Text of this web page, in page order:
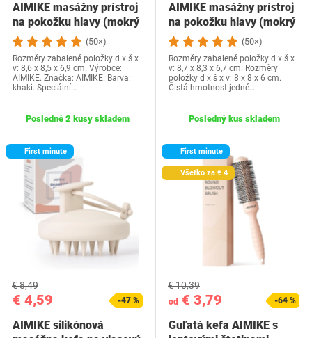
AIMIKE masážny prístroj
na pokožku hlavy (mokrý
a suchý),…
(50×)
Rozměry zabalené položky d x š x
v: 8,6 x 8,5 x 6,9 cm. Výrobce:
AIMIKE. Značka: AIMIKE. Barva:
khaki. Speciální…
Posledné 2 kusy skladem
AIMIKE masážny prístroj
na pokožku hlavy (mokrý
a suchý),…
(50×)
Rozměry zabalené položky d x š x
v: 8,7 x 8,3 x 6,7 cm. Rozměry
položky d x š x v: 8 x 8 x 6 cm.
Čistá hmotnost jedné…
Posledný kus skladem
First minute
€ 4,59
€ 8,49
-47 %
AIMIKE silikónová
First minute
Všetko za € 4
od € 3,79
€ 10,39
-64 %
Guľatá kefa AIMIKE s